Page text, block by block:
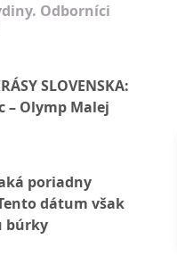
Odborníci
SLOVENSKA:
– Olymp Malej
poriadny
dátum však
búrky